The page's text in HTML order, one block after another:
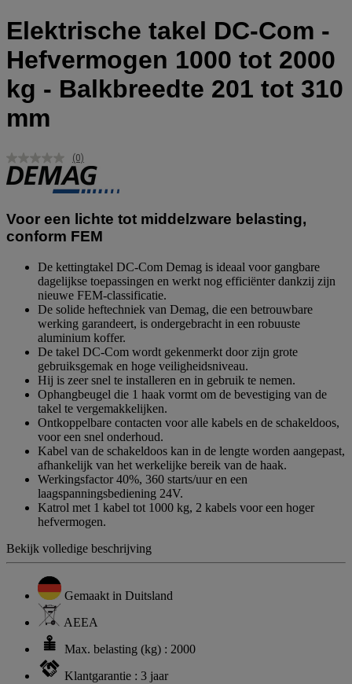
Elektrische takel DC-Com -
Hefvermogen 1000 tot 2000
kg - Balkbreedte 201 tot 310
mm
Geen
scorewaarde.
Dezelfde
(0)
Voor een lichte tot middelzware belasting,
conform FEM
De kettingtakel DC-Com Demag is ideaal voor gangbare
dagelijkse toepassingen en werkt nog efficiënter dankzij zijn
nieuwe FEM-classificatie.
De solide heftechniek van Demag, die een betrouwbare
werking garandeert, is ondergebracht in een robuuste
aluminium koffer.
De takel DC-Com wordt gekenmerkt door zijn grote
gebruiksgemak en hoge veiligheidsniveau.
Hij is zeer snel te installeren en in gebruik te nemen.
Ophangbeugel die 1 haak vormt om de bevestiging van de
takel te vergemakkelijken.
Ontkoppelbare contacten voor alle kabels en de schakeldoos,
voor een snel onderhoud.
Kabel van de schakeldoos kan in de lengte worden aangepast,
afhankelijk van het werkelijke bereik van de haak.
Werkingsfactor 40%, 360 starts/uur en een
laagspanningsbediening 24V.
Katrol met 1 kabel tot 1000 kg, 2 kabels voor een hoger
hefvermogen.
Bekijk volledige beschrijving
Gemaakt in Duitsland
AEEA
Max. belasting (kg) : 2000
Klantgarantie : 3 jaar